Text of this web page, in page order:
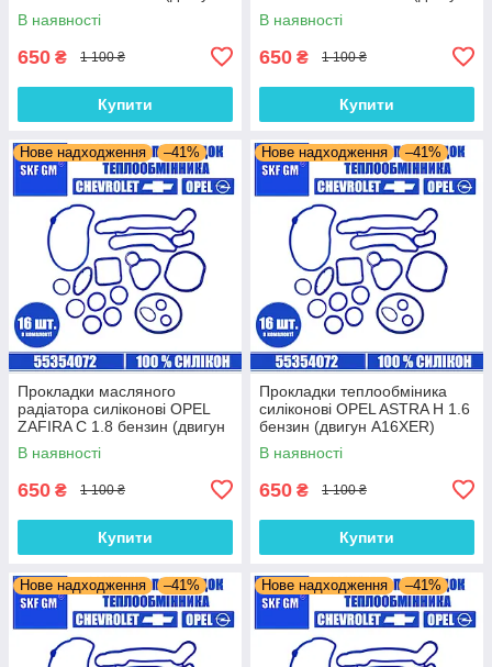
A18XER) комплект 16 шт.
В наявності
650 ₴ 1 100 ₴
Купити
Z16XER) комплект 16 шт.
В наявності
650 ₴ 1 100 ₴
Купити
Нове надходження –41%
Прокладки масляного
радіатора силіконові OPEL
ZAFIRA C 1.8 бензин (двигун
A18XEL) комплект 16 шт.
В наявності
650 ₴ 1 100 ₴
Купити
Нове надходження –41%
Прокладки теплообміника
силіконові OPEL ASTRA H 1.6
бензин (двигун A16XER)
комплект 16 шт.
В наявності
650 ₴ 1 100 ₴
Купити
Нове надходження –41% Нове надходження –41%